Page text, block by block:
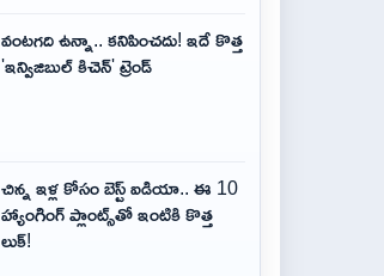
వంటగది ఉన్నా.. కనిపించదు! ఇదే కొత్త
'ఇన్విజిబుల్ కిచెన్' ట్రెండ్
చిన్న ఇళ్ల కోసం బెస్ట్ ఐడియా.. ఈ 10
హ్యాంగింగ్ ప్లాంట్స్‌తో ఇంటికి కొత్త
లుక్!